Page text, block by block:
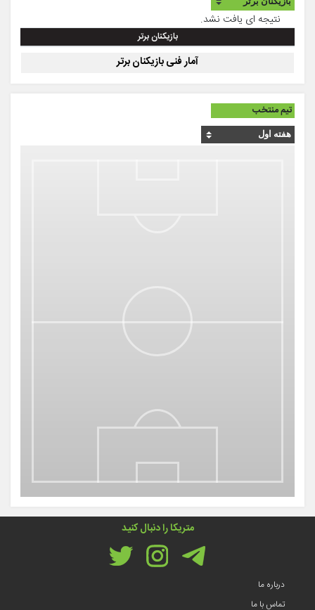
نتیجه ای یافت نشد.
بازیکنان برتر
آمار فنی بازیکنان برتر
تیم منتخب
متریکا را دنبال کنید
درباره ما
تماس با ما